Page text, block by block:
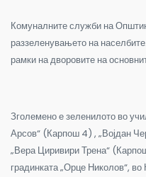
Комуналните служби на
раззеленувањето на
рамки на дворовите на
Зголемено е зеленилото во
Арсов“ (Карпош 4) , „Војдан
„Вера Циривири Трена“
градинката „Орце Николов“,